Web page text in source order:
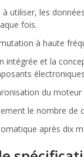
à utiliser, les
fois.
à haute
intégrée et la
du
le nombre de
après dix